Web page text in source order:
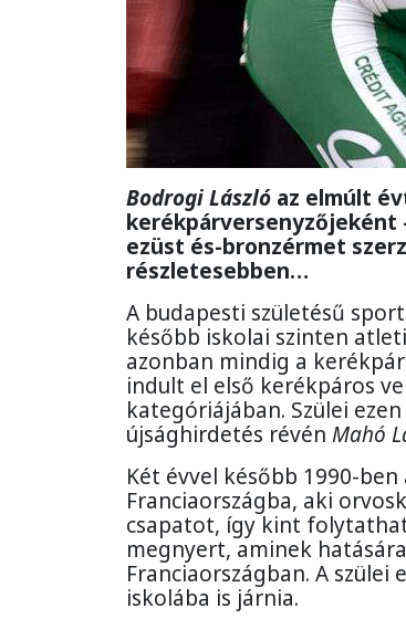
Bodrogi László az elmúlt
kerékpárversenyzőjeként
ezüst és-bronzérmet
részletesebben…
A budapesti születésű
később iskolai szinten
azonban mindig a
indult el első kerékpáros
kategóriájában. Szülei
újsághirdetés révén Mahó
Két évvel később 1990-
Franciaországba, aki
csapatot, így kint
megnyert, aminek
Franciaországban. A
iskolába is járnia.